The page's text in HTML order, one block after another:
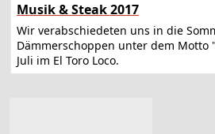
Musik & Steak 2017
Wir verabschiedeten uns in die
Dämmerschoppen unter dem Motto
Juli im El Toro Loco.